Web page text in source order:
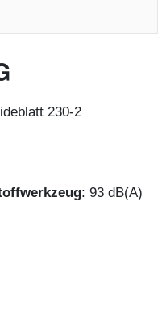
230-2
: 93 dB(A)